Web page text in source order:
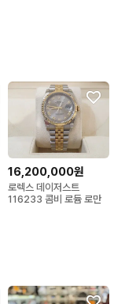
16,200,000원
로렉스 데이저스트
116233 콤비 로듐 로만